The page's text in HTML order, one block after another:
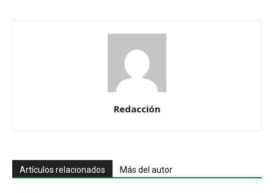
Redacción
Artículos relacionados Más del autor